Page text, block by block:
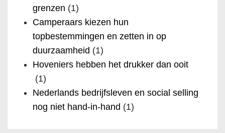
grenzen (1)
Camperaars kiezen hun
topbestemmingen en zetten in op
duurzaamheid (1)
Hoveniers hebben het drukker dan ooit
(1)
Nederlands bedrijfsleven en social selling
nog niet hand-in-hand (1)